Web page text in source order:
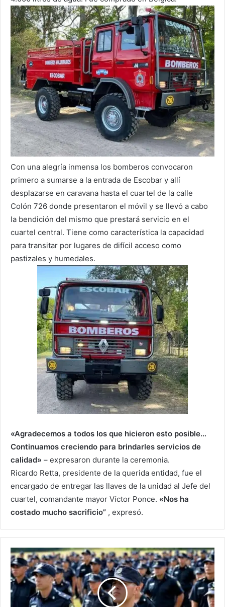
Con una alegría inmensa los bomberos convocaron
primero a sumarse a la entrada de Escobar y allí
desplazarse en caravana hasta el cuartel de la calle
Colón 726 donde presentaron el móvil y se llevó a cabo
la bendición del mismo que prestará servicio en el
cuartel central. Tiene como característica la capacidad
para transitar por lugares de difícil acceso como
pastizales y humedales.
«Agradecemos a todos los que hicieron esto posible…
Continuamos creciendo para brindarles servicios de
calidad» – expresaron durante la ceremonia.
Ricardo Retta, presidente de la querida entidad, fue el
encargado de entregar las llaves de la unidad al Jefe del
cuartel, comandante mayor Víctor Ponce. «Nos ha
costado mucho sacrificio” , expresó.